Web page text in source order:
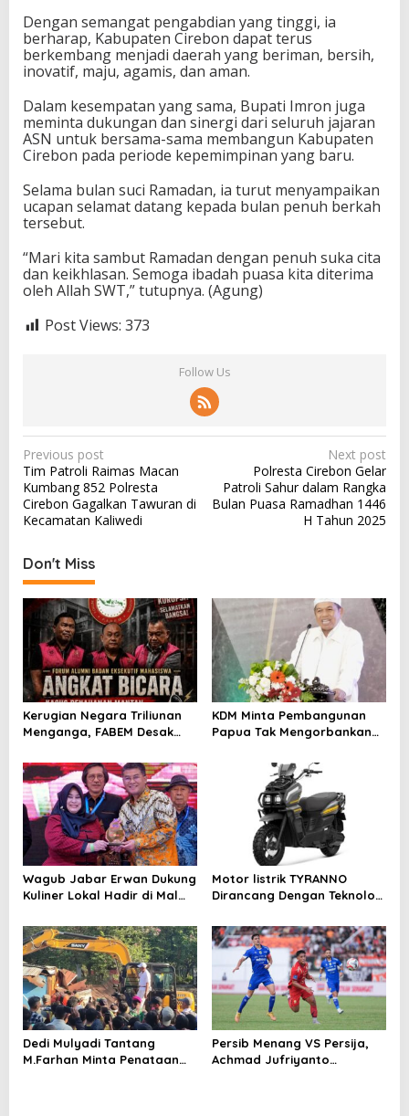
Dengan semangat pengabdian yang tinggi, ia
berharap, Kabupaten Cirebon dapat terus
berkembang menjadi daerah yang beriman, bersih,
inovatif, maju, agamis, dan aman.
Dalam kesempatan yang sama, Bupati Imron juga
meminta dukungan dan sinergi dari seluruh jajaran
ASN untuk bersama-sama membangun Kabupaten
Cirebon pada periode kepemimpinan yang baru.
Selama bulan suci Ramadan, ia turut menyampaikan
ucapan selamat datang kepada bulan penuh berkah
tersebut.
“Mari kita sambut Ramadan dengan penuh suka cita
dan keikhlasan. Semoga ibadah puasa kita diterima
oleh Allah SWT,” tutupnya. (Agung)
Post Views: 373
Follow Us
P
o
s
t
n
a
v
i
g
a
t
i
o
n
Previous post
Tim Patroli Raimas Macan
Kumbang 852 Polresta
Cirebon Gagalkan Tawuran di
Kecamatan Kaliwedi
Next post
Polresta Cirebon Gelar
Patroli Sahur dalam Rangka
Bulan Puasa Ramadhan 1446
H Tahun 2025
Don't Miss
Kerugian Negara Triliunan
Menganga, FABEM Desak
Afiliasi Tersangka MBG
KDM Minta Pembangunan
Papua Tak Mengorbankan
Wagub Jabar Erwan Dukung
Kuliner Lokal Hadir di Mal
Motor listrik TYRANNO
Dirancang Dengan Teknologi
Dedi Mulyadi Tantang
M.Farhan Minta Penataan
Persib Menang VS Persija,
Achmad Jufriyanto